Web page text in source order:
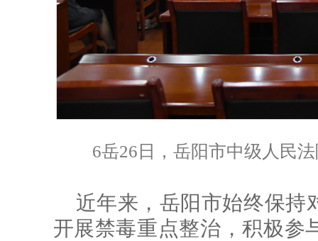
6岳26日，岳阳市中级人民
近年来，岳阳市始终保持
开展禁毒重点整治，积极参